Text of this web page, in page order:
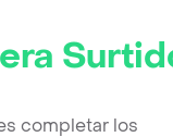
completar los